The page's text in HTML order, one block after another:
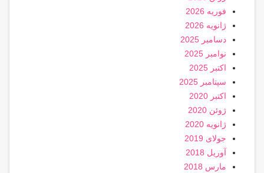
فوریه 2026
ژانویه 2026
دسامبر 2025
نوامبر 2025
اکتبر 2025
سپتامبر 2025
اکتبر 2020
ژوئن 2020
ژانویه 2020
جولای 2019
آوریل 2018
مارس 2018